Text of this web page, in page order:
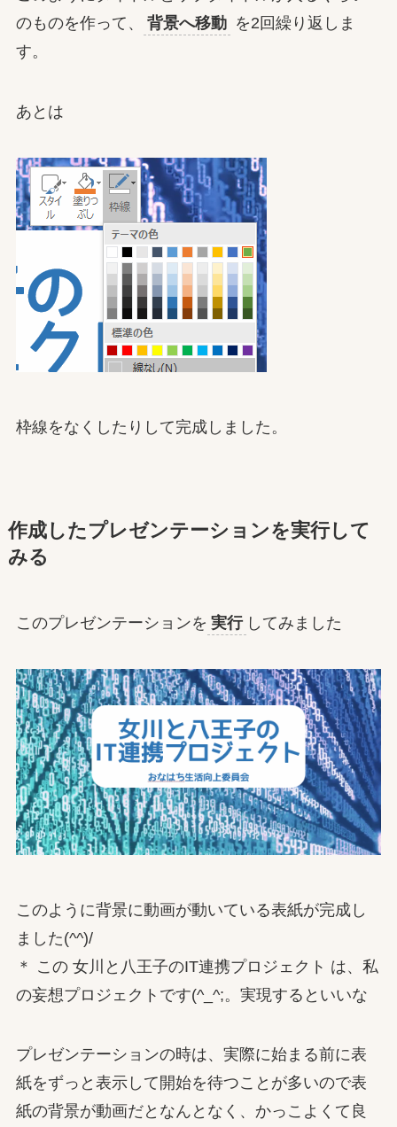
のものを作って、
背景へ移動 を2回繰り返しま
す。
あとは
枠線をなくしたりして完成しました。
作成したプレゼンテーションを実行して
みる
このプレゼンテーションを 実行 してみました
このように背景に動画が動いている表紙が完成し
ました(^^)/
＊ この 女川と八王子のIT連携プロジェクト は、私
の妄想プロジェクトです(^_^;。実現するといいな
プレゼンテーションの時は、実際に始まる前に表
紙をずっと表示して開始を待つことが多いので表
紙の背景が動画だとなんとなく、かっこよくて良